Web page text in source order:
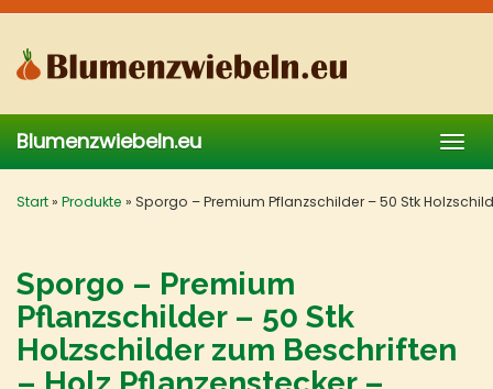
Skip
main
content
Blumenzwiebeln.eu
Start» Produkte » Sporgo – Premium Pflanzschilder – 50 Stk
Sporgo – Premium
Pflanzschilder – 50 Stk
Holzschilder zum Beschriften